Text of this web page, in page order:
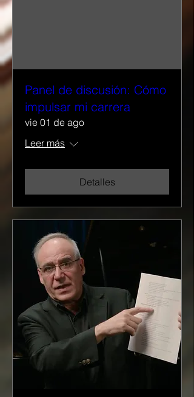
Panel de discusión: Cómo
impulsar mi carrera
vie 01 de ago
Leer más
Detalles